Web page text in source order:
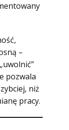
–
pozwala
niż
pracy.